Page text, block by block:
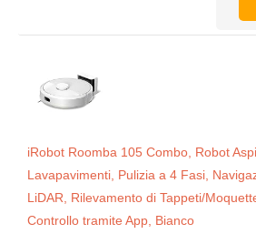
iRobot Roomba 105 Combo, Robot
Lavapavimenti, Pulizia a 4 Fasi,
LiDAR, Rilevamento di Tappeti/
Controllo tramite App, Bianco